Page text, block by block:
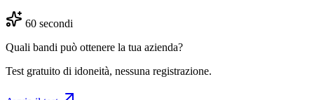
60 secondi
Quali bandi può ottenere la tua azienda?
Test gratuito di idoneità, nessuna registrazione.